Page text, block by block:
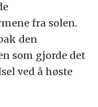
Kollisjonen
de ladete
lyses opp.
ble først mulig å
60 år senere.
Kanonen
en elektrisk
grader.
fra solen.
den
som gjorde det
ved å høste